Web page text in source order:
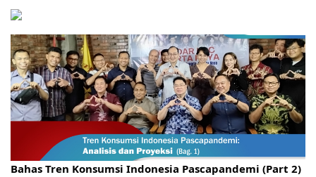
Gelar Kopdar, KBC Jakarta Raya Hadirkan Pakar Ritel
Bahas Tren Konsumsi Indonesia Pascapandemi (Part 2)